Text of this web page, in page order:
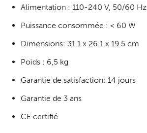
Alimentation : 110-240 V, 50/60 Hz
Puissance consommée : < 60 W
Dimensions: 31.1 x 26.1 x 19.5 cm
Poids : 6,5 kg
Garantie de satisfaction: 14 jours
Garantie de 3 ans
CE certifié